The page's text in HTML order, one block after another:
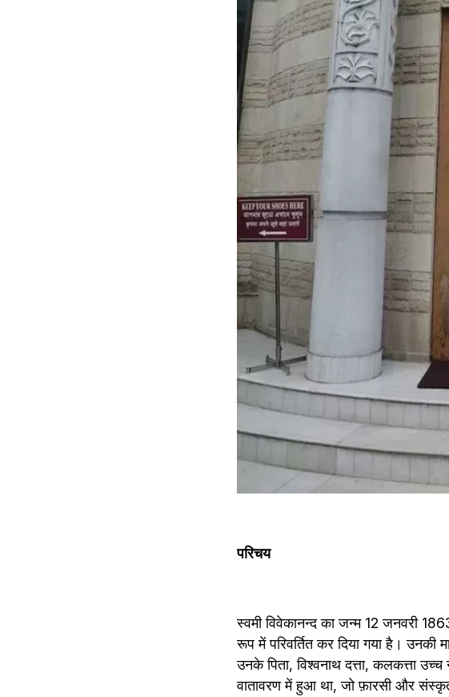
परिचय
स्वमी विवेकानन्द का जन्म 12 जनवरी
रूप में परिवर्तित कर दिया गया है। उनकी
उनके पिता, विश्वनाथ दत्ता, कलकत्ता उच्च
वातावरण में हुआ था, जो फ़ारसी और संस्कृत